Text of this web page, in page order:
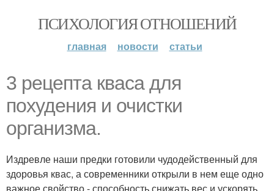
ПСИХОЛОГИЯ ОТНОШЕНИЙ
главная новости статьи
3 рецепта кваса для
похудения и очистки
организма.
Издревле наши предки готовили чудодейственный для
здоровья квас, а современники открыли в нем еще одно